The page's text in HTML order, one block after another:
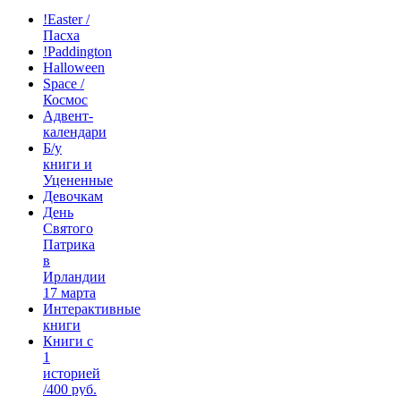
!Easter /
Пасха
!Paddington
Halloween
Space /
Космос
Адвент-
календари
Б/у
книги и
Уцененные
Девочкам
День
Святого
Патрика
в
Ирландии
17 марта
Интерактивные
книги
Книги с
1
историей
/400 руб.